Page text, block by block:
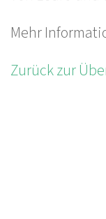
Mehr
Zurück zur